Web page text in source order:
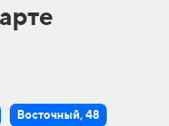
Восточный, 48